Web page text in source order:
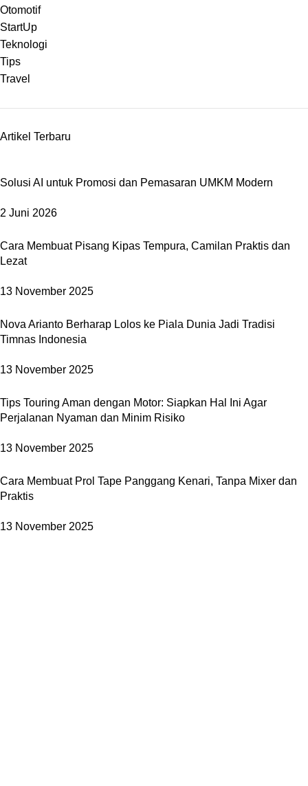
Otomotif
StartUp
Teknologi
Tips
Travel
Artikel Terbaru
Solusi AI untuk Promosi dan Pemasaran UMKM Modern
2 Juni 2026
Cara Membuat Pisang Kipas Tempura, Camilan Praktis dan
Lezat
13 November 2025
Nova Arianto Berharap Lolos ke Piala Dunia Jadi Tradisi
Timnas Indonesia
13 November 2025
Tips Touring Aman dengan Motor: Siapkan Hal Ini Agar
Perjalanan Nyaman dan Minim Risiko
13 November 2025
Cara Membuat Prol Tape Panggang Kenari, Tanpa Mixer dan
Praktis
13 November 2025